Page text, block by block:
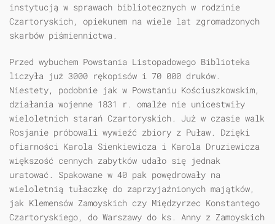
instytucją w sprawach bibliotecznych w rodzinie
Czartoryskich, opiekunem na wiele lat zgromadzonych
skarbów piśmiennictwa.
Przed wybuchem Powstania Listopadowego Biblioteka
liczyła już 3000 rękopisów i 70 000 druków.
Niestety, podobnie jak w Powstaniu Kościuszkowskim,
działania wojenne 1831 r. omalże nie unicestwiły
wieloletnich starań Czartoryskich. Już w czasie walk
Rosjanie próbowali wywieźć zbiory z Puław. Dzięki
ofiarności Karola Sienkiewicza i Karola Druziewicza
większość cennych zabytków udało się jednak
uratować. Spakowane w 40 pak powędrowały na
wieloletnią tułaczkę do zaprzyjaźnionych majątków,
jak Klemensów Zamoyskich czy Międzyrzec Konstantego
Czartoryskiego, do Warszawy do ks. Anny z Zamoyskich